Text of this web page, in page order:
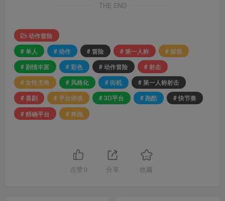
THE END
动作冒险
# 单人
# 动作 # 冒险 # 第一人称
# 探索
# 剧情丰富
# 彩色 # 动作冒险
# 射击
# 女性主角
# 风格化 # 街机
# 第一人称射击
# 喜剧
# 平台游戏 # 3D平台 # 跑酷
# 快节奏
# 精确平台
# 奔跑
点赞 0 分享 收藏